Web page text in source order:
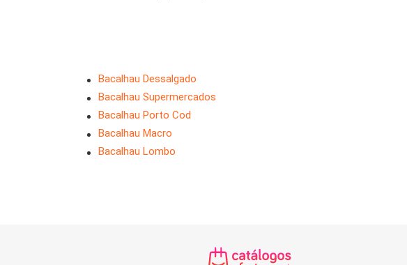
Bacalhau Dessalgado
Bacalhau Supermercados
Bacalhau Porto Cod
Bacalhau Macro
Bacalhau Lombo